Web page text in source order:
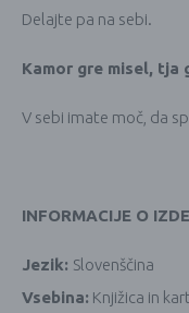
Delajte pa na sebi.
Kamor gre misel, tja
V sebi imate moč, da
INFORMACIJE O
Jezik: Slovenščina
Vsebina: Knjižica in